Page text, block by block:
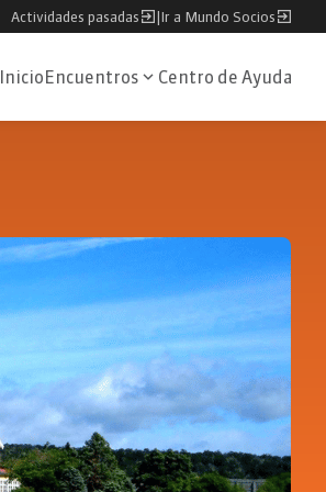
Actividades pasadas |Ir a Mundo Socios
InicioEncuentros Centro de Ayuda